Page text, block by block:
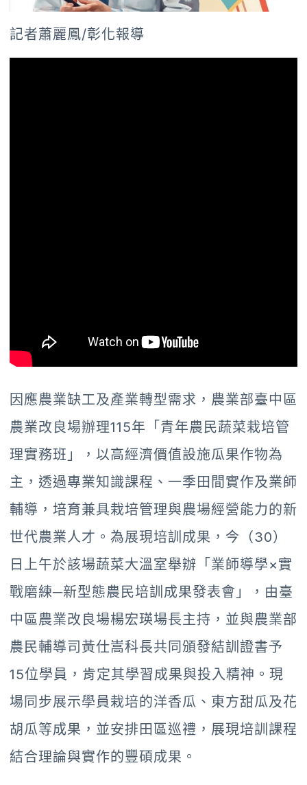
記者蕭麗鳳/彰化報導
因應農業缺工及產業轉型需求，農業部臺中區
農業改良場辦理115年「青年農民蔬菜栽培管
理實務班」，以高經濟價值設施瓜果作物為
主，透過專業知識課程、一季田間實作及業師
輔導，培育兼具栽培管理與農場經營能力的新
世代農業人才。為展現培訓成果，今（30）
日上午於該場蔬菜大溫室舉辦「業師導學×實
戰磨練─新型態農民培訓成果發表會」，由臺
中區農業改良場楊宏瑛場長主持，並與農業部
農民輔導司黃仕嵩科長共同頒發結訓證書予
15位學員，肯定其學習成果與投入精神。現
場同步展示學員栽培的洋香瓜、東方甜瓜及花
胡瓜等成果，並安排田區巡禮，展現培訓課程
結合理論與實作的豐碩成果。